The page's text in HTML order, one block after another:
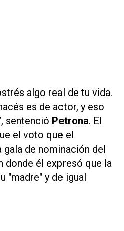
algo real de tu vida.
es de actor, y eso
sentenció Petrona. El
el voto que el
de nominación del
donde él expresó que la
"madre" y de igual